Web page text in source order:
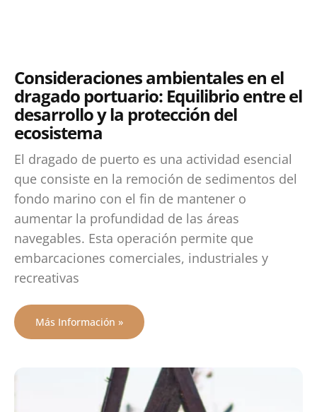
Consideraciones ambientales en el
dragado portuario: Equilibrio entre el
desarrollo y la protección del
ecosistema
El dragado de puerto es una actividad esencial
que consiste en la remoción de sedimentos del
fondo marino con el fin de mantener o
aumentar la profundidad de las áreas
navegables. Esta operación permite que
embarcaciones comerciales, industriales y
recreativas
Más Información »